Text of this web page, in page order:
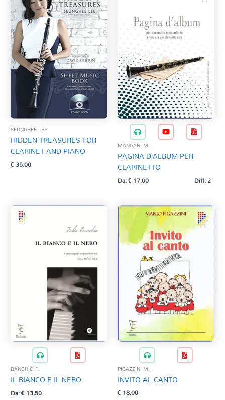
SEUNGHEE LEE
HIDDEN TREASURES FOR
CLARINET AND PIANO
€35,00
MANGANI M.
PAGINA D’ALBUM PER
CLARINETTO
Da:€17,00 Diff: 2
BANCHIO F.
IL BIANCO E IL NERO
Da:€13,50
PIGAZZINI M.
INVITO AL CANTO
€18,00